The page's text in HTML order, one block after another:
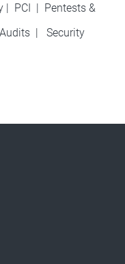
| PCI | Pentests &
| Security